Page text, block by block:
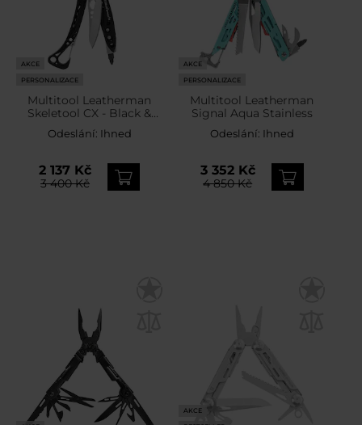
AKCE
PERSONALIZACE
Multitool Leatherman
Skeletool CX - Black &
Silver
Odeslání: Ihned
2 137 Kč
3 400 Kč
AKCE
PERSONALIZACE
Multitool Leatherman
Signal Aqua Stainless
Odeslání: Ihned
3 352 Kč
4 850 Kč
AKCE